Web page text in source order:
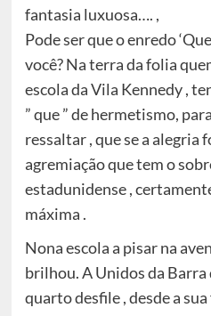
fantasia luxuosa…. ,
Pode ser que o enredo
você? Na terra da folia
escola da Vila Kennedy ,
” que ” de hermetismo,
ressaltar , que se a alegria
agremiação que tem o
estadunidense ,
máxima .
Nona escola a pisar na
brilhou. A Unidos da Barra
quarto desfile , desde a